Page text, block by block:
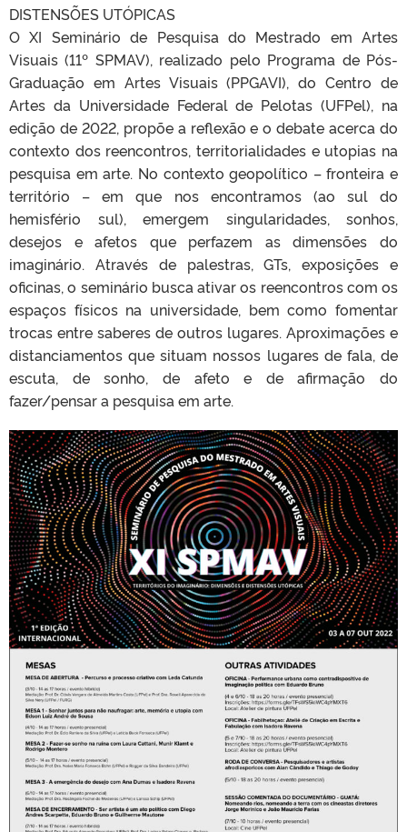
DISTENSÕES UTÓPICAS
O XI Seminário de Pesquisa do Mestrado em Artes
Visuais (11º SPMAV), realizado pelo Programa de Pós-
Graduação em Artes Visuais (PPGAVI), do Centro de
Artes da Universidade Federal de Pelotas (UFPel), na
edição de 2022, propõe a reflexão e o debate acerca do
contexto dos reencontros, territorialidades e utopias na
pesquisa em arte. No contexto geopolítico – fronteira e
território – em que nos encontramos (ao sul do
hemisfério sul), emergem singularidades, sonhos,
desejos e afetos que perfazem as dimensões do
imaginário. Através de palestras, GTs, exposições e
oficinas, o seminário busca ativar os reencontros com os
espaços físicos na universidade, bem como fomentar
trocas entre saberes de outros lugares. Aproximações e
distanciamentos que situam nossos lugares de fala, de
escuta, de sonho, de afeto e de afirmação do
fazer/pensar a pesquisa em arte.